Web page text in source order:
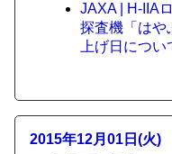
JAXA | H-IIA
探査機「はや
上げ日につい
2015年12月01日(火)